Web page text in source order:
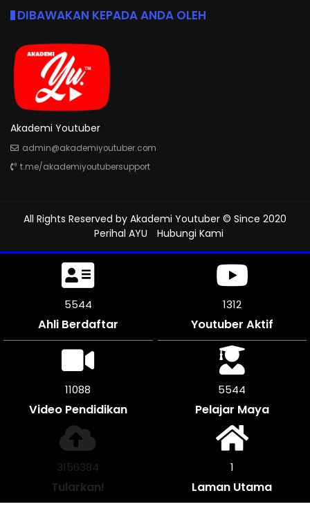
DIBAWAKAN KEPADA ANDA OLEH
Akademi Youtuber
admin@akademiyoutuber.com
t.me/akademiyoutubersupport
All Rights Reserved by Akademi Youtuber © Since 2020
Perihal AYU
Hubungi Kami
6015
Ahli Berdaftar
1312
Youtuber Aktif
12024
Video Pendidikan
6012
Pelajar Maya
3422832
Tularkan!
1
Laman Utama